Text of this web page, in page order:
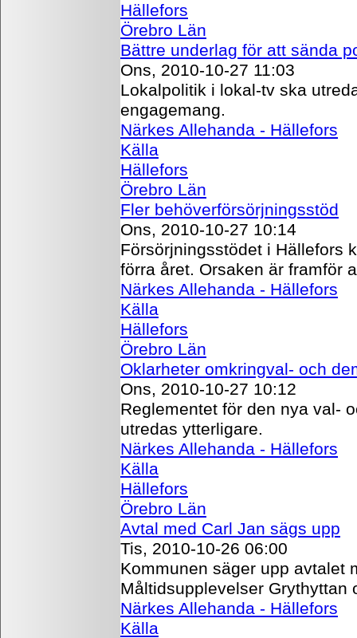
Hällefors
Örebro Län
Bättre underlag för att sända
Ons, 2010-10-27 11:03
Lokalpolitik i lokal-tv ska
engagemang.
Närkes Allehanda - Hällefors
Källa
Hällefors
Örebro Län
Fler behöverförsörjningsstöd
Ons, 2010-10-27 10:14
Försörjningsstödet i Hällefors
förra året. Orsaken är framför
Närkes Allehanda - Hällefors
Källa
Hällefors
Örebro Län
Oklarheter omkringval- och
Ons, 2010-10-27 10:12
Reglementet för den nya val-
utredas ytterligare.
Närkes Allehanda - Hällefors
Källa
Hällefors
Örebro Län
Avtal med Carl Jan sägs upp
Tis, 2010-10-26 06:00
Kommunen säger upp avtalet
Måltidsupplevelser Grythyttan
Närkes Allehanda - Hällefors
Källa